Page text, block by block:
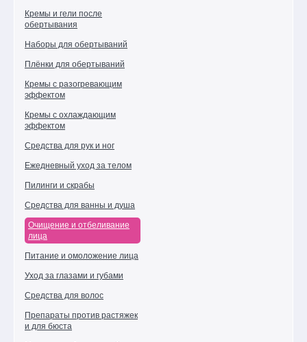
Поможем
выбрать
подарок!
Уход
лицом
Уход
телом
руками
Уход
ногами
Средства
волос
Декоративная
Уход
Кремы и гели после
обертывания
Наборы для обертываний
Плёнки для обертываний
Кремы с разогревающим
эффектом
Кремы с охлаждающим
эффектом
Средства для рук и ног
Ежедневный уход за телом
Пилинги и скрабы
Средства для ванны и душа
Очищение и отбеливание
лица
Питание и омоложение лица
Уход за глазами и губами
Средства для волос
Препараты против растяжек
и для бюста